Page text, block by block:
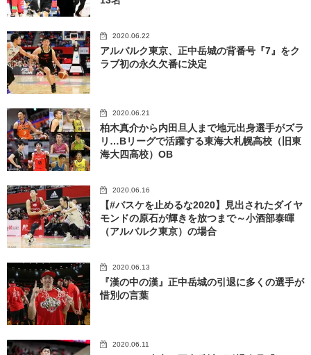
2020.06.22
アルバルク東京、正中岳城の背番号『7』をク
ラブ初の永久欠番に決定
2020.06.21
柏木真介から内田旦人まで地元出身選手がズラ
リ…Bリーグで活躍する東海大札幌高校（旧東
海大四高校）OB
2020.06.16
【#バスケを止めるな2020】見出されたダイヤ
モンドの原石が輝きを放つまで～小酒部泰暉
（アルバルク東京）の場合
2020.06.13
『漢の中の漢』正中岳城の引退に多くの選手が
惜別の言葉
2020.06.11